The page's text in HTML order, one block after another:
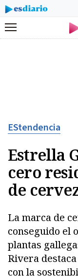
Menú
EStendencia
Estrella
cero
de
La marca de
conseguido el
plantas
Rivera
con la